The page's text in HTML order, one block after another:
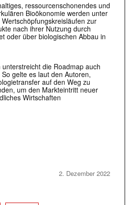
ressourcenschonendes und
Bioökonomie werden unter
zur
nach ihrer Nutzung durch
oder über biologischen Abbau in
die Roadmap auch
gelte es laut den Autoren,
auf den Weg zu
um den Markteintritt neuer
Wirtschaften
2. Dezember 2022